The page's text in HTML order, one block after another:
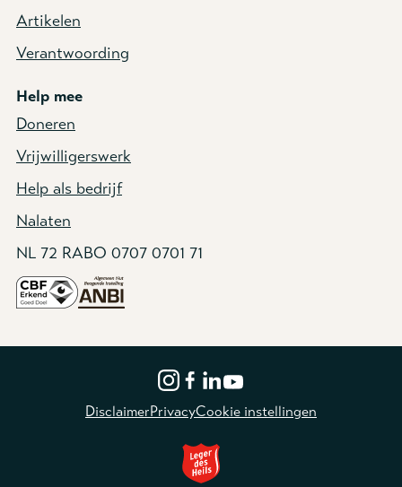
Artikelen
Verantwoording
Help mee
Doneren
Vrijwilligerswerk
Help als bedrijf
Nalaten
NL 72 RABO 0707 0701 71
DisclaimerPrivacyCookie instellingen